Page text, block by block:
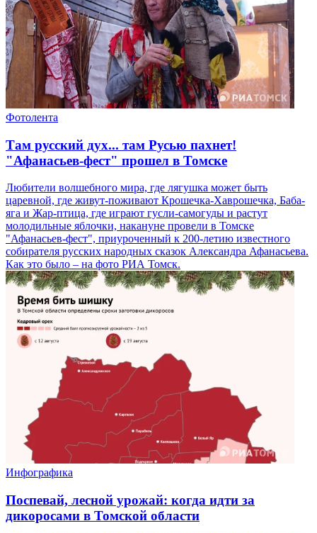
Фотолента
Там русский дух... там Русью пахнет!
"Афанасьев-фест" прошел в Томске
Любители волшебного мира, где лягушка может быть
царевной, где живут-поживают Крошечка-Хаврошечка, Баба-
яга и Жар-птица, где играют гусли-самогуды и растут
молодильные яблочки, накануне провели в Томске
"Афанасьев-фест", приуроченный к 200-летию известного
собирателя русских народных сказок Александра Афанасьева.
Как это было – на фото РИА Томск.
Инфографика
Поспевай, лесной урожай: когда идти за
дикоросами в Томской области